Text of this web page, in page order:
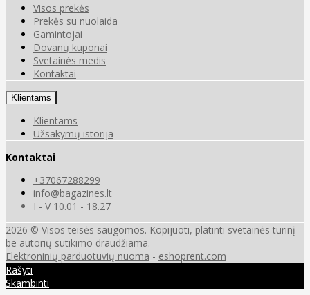
Visos prekės
Prekės su nuolaida
Gamintojai
Dovanų kuponai
Svetainės medis
Kontaktai
Klientams
Klientams
Užsakymų istorija
Kontaktai
+37067288299
info@bagazines.lt
I - V 10.01 - 18.27
2026 © Visos teisės saugomos. Kopijuoti, platinti svetainės turinį
be autorių sutikimo draudžiama.
Elektroninių parduotuvių nuoma - eshoprent.com
Rašyti
Skambinti